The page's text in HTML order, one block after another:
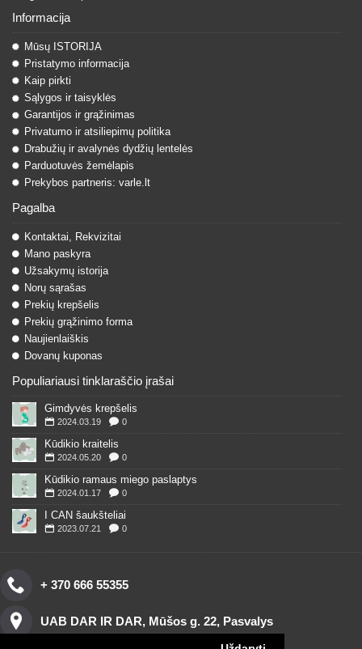
Informacija
Mūsų ISTORIJA
Pristatymo informacija
Kaip pirkti
Sąlygos ir taisyklės
Garantijos ir grąžinimas
Privatumo ir atsiliepimų politika
Drabužių ir avalynės dydžių lentelės
Parduotuvės žemėlapis
Prekybos partneris: varle.lt
Pagalba
Kontaktai, Rekvizitai
Mano paskyra
Užsakymų istorija
Norų sąrašas
Prekių krepšelis
Prekių grąžinimo forma
Naujienlaiškis
Dovanų kuponas
Populiariausi tinklaraščio įrašai
Gimdyvės krepšelis
2024.03.19 0
Kūdikio kraitelis
2024.05.20 0
Kūdikio ramaus miego paslaptys
2024.01.17 0
I CAN šaukšteliai
2023.07.21 0
+ 370 666 55355
UAB DAR IR DAR, Mūšos g. 22, Pasvalys